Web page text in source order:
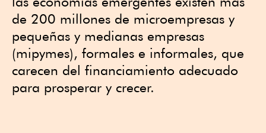
de 200 millones de microempresas y
pequeñas y medianas empresas
(mipymes), formales e informales, que
carecen del financiamiento adecuado
para prosperar y crecer.